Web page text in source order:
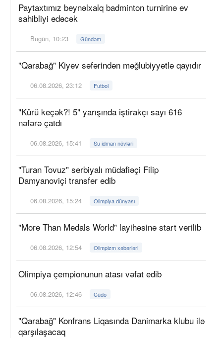
Paytaxtımız beynəlxalq badminton turnirinə ev
sahibliyi edəcək
Bugün, 10:23 Gündəm
"Qarabağ" Kiyev səfərindən məğlubiyyətlə qayıdır
06.08.2026, 23:12 Futbol
"Kürü keçək?! 5" yarışında iştirakçı sayı 616
nəfərə çatdı
06.08.2026, 15:41 Su idman növləri
"Turan Tovuz" serbiyalı müdafiəçi Filip
Damyanoviçi transfer edib
06.08.2026, 15:24 Olimpiya dünyası
"More Than Medals World" layihəsinə start verilib
06.08.2026, 12:54 Olimpizm xəbərləri
Olimpiya çempionunun atası vəfat edib
06.08.2026, 12:46 Cüdo
"Qarabağ" Konfrans Liqasında Danimarka klubu ilə
qarşılaşacaq